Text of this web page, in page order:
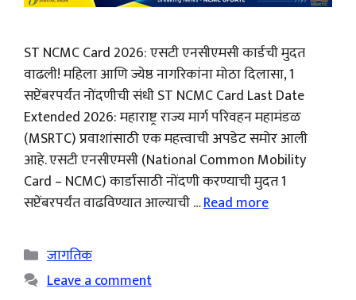
ST NCMC Card 2026: एसटी एनसीएमसी कार्डची मुदत
वाढली! महिला आणि ज्येष्ठ नागरिकांना मोठा दिलासा, 1
सप्टेंबरपर्यंत नोंदणीची संधी ST NCMC Card Last Date
Extended 2026: महाराष्ट्र राज्य मार्ग परिवहन महामंडळ
(MSRTC) प्रवाशांसाठी एक महत्त्वाची अपडेट समोर आली
आहे. एसटी एनसीएमसी (National Common Mobility
Card – NCMC) कार्डासाठी नोंदणी करण्याची मुदत 1
सप्टेंबरपर्यंत वाढविण्यात आल्याची …Read more
Categories
जागतिक
Leave a comment